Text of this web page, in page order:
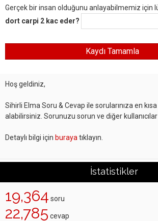
Gerçek bir insan olduğunu anlayabilmemiz için
dort carpi 2 kac eder?
Hoş geldiniz,
Sihirli Elma Soru & Cevap ile sorularınıza en
alabilirsiniz. Sorunuzu sorun ve diğer
Detaylı bilgi için buraya tıklayın.
İstatistikler
19,364 soru
22,785 cevap